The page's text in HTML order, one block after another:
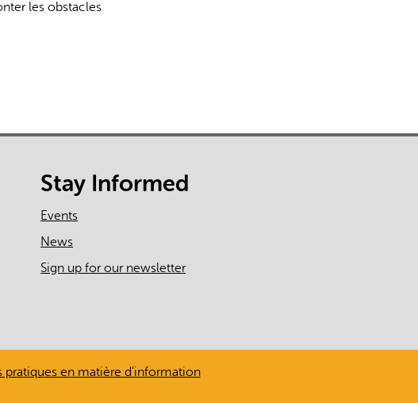
les obstacles
Stay Informed
Events
News
Sign up for our newsletter
pratiques en matière d'information